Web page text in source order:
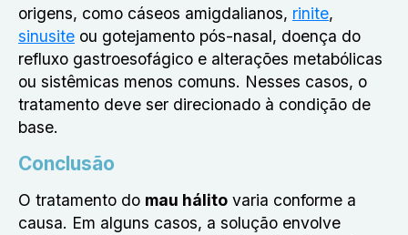
origens, como cáseos amigdalianos, rinite,
sinusite ou gotejamento pós-nasal, doença do
refluxo gastroesofágico e alterações metabólicas
ou sistêmicas menos comuns. Nesses casos, o
tratamento deve ser direcionado à condição de
base.
Conclusão
O tratamento do mau hálito varia conforme a
causa. Em alguns casos, a solução envolve